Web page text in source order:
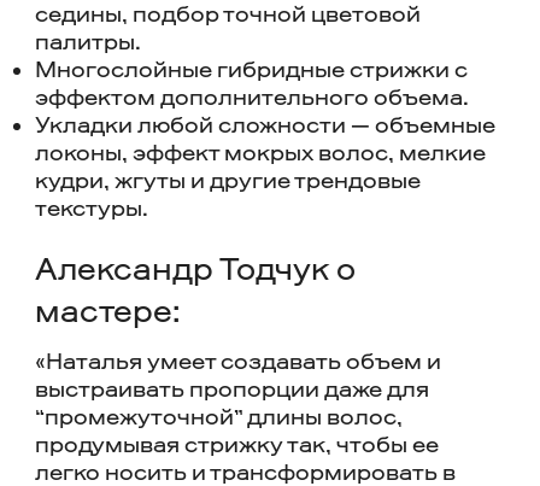
седины, подбор точной цветовой
палитры.
Многослойные гибридные стрижки с
эффектом дополнительного объема.
Укладки любой сложности — объемные
локоны, эффект мокрых волос, мелкие
кудри, жгуты и другие трендовые
текстуры.
Александр Тодчук о
мастере:
«Наталья умеет создавать объем и
выстраивать пропорции даже для
“промежуточной” длины волос,
продумывая стрижку так, чтобы ее
легко носить и трансформировать в